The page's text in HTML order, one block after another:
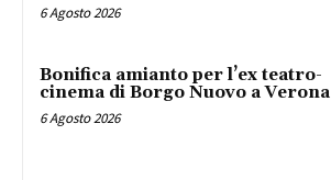
6 Agosto 2026
Bonifica amianto per l’ex teatro-
cinema di Borgo Nuovo a Verona
6 Agosto 2026